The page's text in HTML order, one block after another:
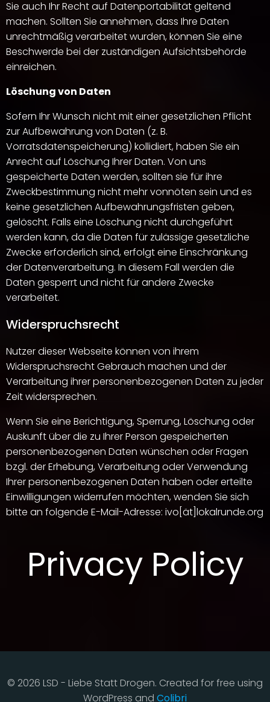
Sie auch Ihr Recht auf Datenportabilität geltend
machen. Sollten Sie annehmen, dass Ihre Daten
unrechtmäßig verarbeitet wurden, können Sie eine
Beschwerde bei der zuständigen Aufsichtsbehörde
einreichen.
Löschung von Daten
Sofern Ihr Wunsch nicht mit einer gesetzlichen Pflicht
zur Aufbewahrung von Daten (z. B.
Vorratsdatenspeicherung) kollidiert, haben Sie ein
Anrecht auf Löschung Ihrer Daten. Von uns
gespeicherte Daten werden, sollten sie für ihre
Zweckbestimmung nicht mehr vonnöten sein und es
keine gesetzlichen Aufbewahrungsfristen geben,
gelöscht. Falls eine Löschung nicht durchgeführt
werden kann, da die Daten für zulässige gesetzliche
Zwecke erforderlich sind, erfolgt eine Einschränkung
der Datenverarbeitung. In diesem Fall werden die
Daten gesperrt und nicht für andere Zwecke
verarbeitet.
Widerspruchsrecht
Nutzer dieser Webseite können von ihrem
Widerspruchsrecht Gebrauch machen und der
Verarbeitung ihrer personenbezogenen Daten zu jeder
Zeit widersprechen.
Wenn Sie eine Berichtigung, Sperrung, Löschung oder
Auskunft über die zu Ihrer Person gespeicherten
personenbezogenen Daten wünschen oder Fragen
bzgl. der Erhebung, Verarbeitung oder Verwendung
Ihrer personenbezogenen Daten haben oder erteilte
Einwilligungen widerrufen möchten, wenden Sie sich
bitte an folgende E-Mail-Adresse: ivo[ät]lokalrunde.org
Privacy Policy
© 2026 LSD - Liebe Statt Drogen. Created for free using
WordPress and Colibri